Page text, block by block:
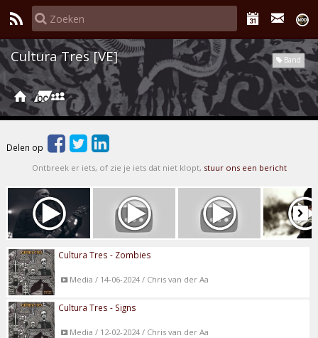
Band
Cultura Tres [VE]
Delen op
Ontbreek er iets, of zie je iets dat niet klopt, stuur ons een bericht
Cultura Tres - Zombies
Media / 14-06-2024 / Chris van der Aa
Cultura Tres - Signs
Media / 12-02-2024 / Chris van der Aa